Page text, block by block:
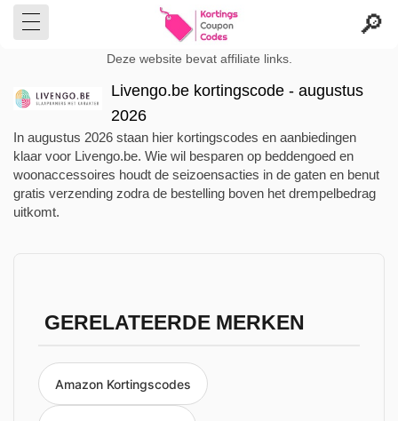
Deze website bevat affiliate links.
Livengo.be kortingscode - augustus
2026
In augustus 2026 staan hier kortingscodes en aanbiedingen
klaar voor Livengo.be. Wie wil besparen op beddengoed en
woonaccessoires houdt de seizoensacties in de gaten en benut
gratis verzending zodra de bestelling boven het drempelbedrag
uitkomt.
GERELATEERDE MERKEN
Amazon Kortingscodes